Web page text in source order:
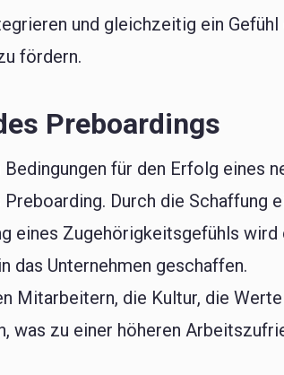
und gleichzeitig ein
fördern.
Preboardings
für den Erfolg eines
Durch die Schaffung
eines Zugehörigkeitsgefühls wird
das Unternehmen geschaffen.
Mitarbeitern, die Kultur, die
was zu einer höheren